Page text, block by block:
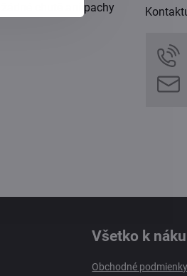
chutě ani pachy
Všetko k
Obchodné podmienky